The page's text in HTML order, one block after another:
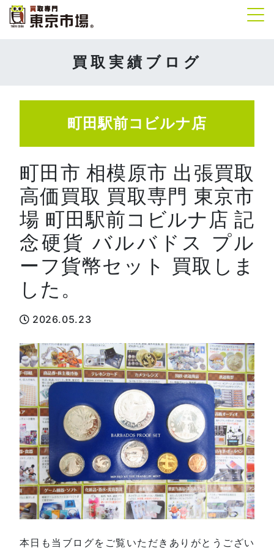
買取実績ブログ
町田駅前コビルナ店
町田市 相模原市 出張買取
高価買取 買取専門 東京市
場 町田駅前コビルナ店 記
念硬貨 バルバドス プル
ーフ貨幣セット 買取しま
した。
2026.05.23
本日も当ブログをご覧いただきありがとうござい